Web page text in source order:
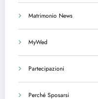
Matrimonio News
MyWed
Partecipazioni
Perché Sposarsi